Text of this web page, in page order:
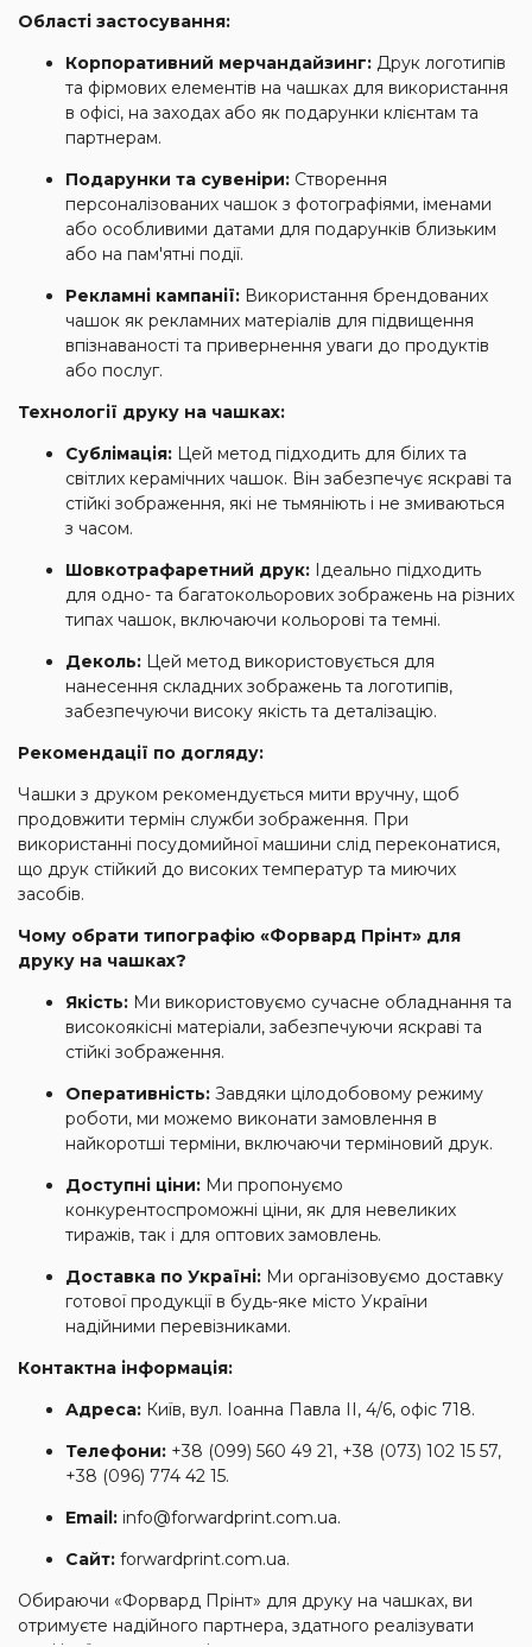
Області застосування:
Корпоративний мерчандайзинг: Друк логотипів
та фірмових елементів на чашках для використання
в офісі, на заходах або як подарунки клієнтам та
партнерам.
Подарунки та сувеніри: Створення
персоналізованих чашок з фотографіями, іменами
або особливими датами для подарунків близьким
або на пам'ятні події.
Рекламні кампанії: Використання брендованих
чашок як рекламних матеріалів для підвищення
впізнаваності та привернення уваги до продуктів
або послуг.
Технології друку на чашках:
Сублімація: Цей метод підходить для білих та
світлих керамічних чашок. Він забезпечує яскраві та
стійкі зображення, які не тьмяніють і не змиваються
з часом.
Шовкотрафаретний друк: Ідеально підходить
для одно- та багатокольорових зображень на різних
типах чашок, включаючи кольорові та темні.
Деколь: Цей метод використовується для
нанесення складних зображень та логотипів,
забезпечуючи високу якість та деталізацію.
Рекомендації по догляду:
Чашки з друком рекомендується мити вручну, щоб
продовжити термін служби зображення. При
використанні посудомийної машини слід переконатися,
що друк стійкий до високих температур та миючих
засобів.
Чому обрати типографію «Форвард Прінт» для
друку на чашках?
Якість: Ми використовуємо сучасне обладнання та
високоякісні матеріали, забезпечуючи яскраві та
стійкі зображення.
Оперативність: Завдяки цілодобовому режиму
роботи, ми можемо виконати замовлення в
найкоротші терміни, включаючи терміновий друк.
Доступні ціни: Ми пропонуємо
конкурентоспроможні ціни, як для невеликих
тиражів, так і для оптових замовлень.
Доставка по Україні: Ми організовуємо доставку
готової продукції в будь-яке місто України
надійними перевізниками.
Контактна інформація:
Адреса: Київ, вул. Іоанна Павла II, 4/6, офіс 718.
Телефони: +38 (099) 560 49 21, +38 (073) 102 15 57,
+38 (096) 774 42 15.
Email: info@forwardprint.com.ua.
Сайт: forwardprint.com.ua.
Обираючи «Форвард Прінт» для друку на чашках, ви
отримуєте надійного партнера, здатного реалізувати